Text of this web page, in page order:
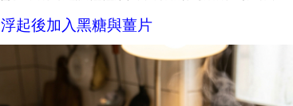
起後加入黑糖與薑片